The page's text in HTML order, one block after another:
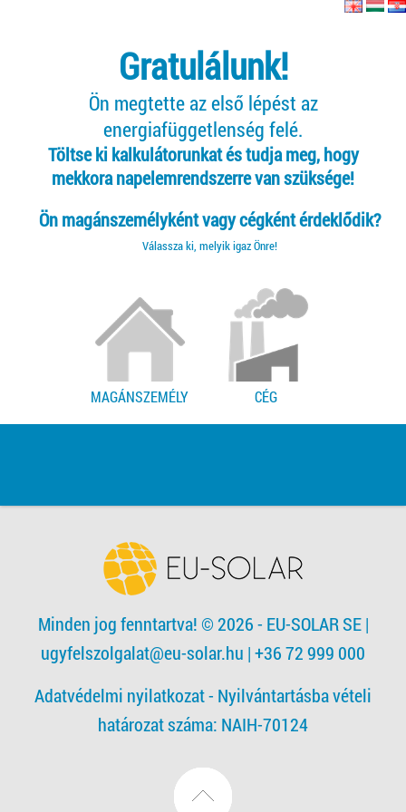
Gratulálunk!
Ön megtette az első lépést az
energiafüggetlenség felé.
Töltse ki kalkulátorunkat és tudja meg, hogy
mekkora napelemrendszerre van szüksége!
Ön magánszemélyként vagy cégként érdeklődik?
Válassza ki, melyik igaz Önre!
MAGÁNSZEMÉLY CÉG
Minden jog fenntartva! © 2026 - EU-SOLAR SE|
ugyfelszolgalat@eu-solar.hu | +36 72 999 000
Adatvédelmi nyilatkozat - Nyilvántartásba vételi
határozat száma: NAIH-70124